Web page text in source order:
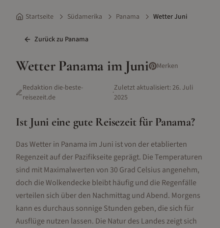
Startseite Südamerika Panama Wetter Juni
Zurück zu Panama
WetterPanama imJuni Merken
Redaktion die-beste-
reisezeit.de
·Zuletzt aktualisiert:26. Juli
2025
Ist Juni eine gute Reisezeit für Panama?
Das Wetter in Panama im Juni ist von der etablierten
Regenzeit auf der Pazifikseite geprägt. Die Temperaturen
sind mit Maximalwerten von 30 Grad Celsius angenehm,
doch die Wolkendecke bleibt häufig und die Regenfälle
verteilen sich über den Nachmittag und Abend. Morgens
kann es durchaus sonnige Stunden geben, die sich für
Ausflüge nutzen lassen. Die Natur des Landes zeigt sich